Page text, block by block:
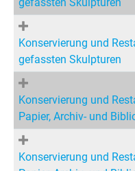
Konservierung und
gefassten Skulpturen
Konservierung und
Papier, Archiv- und
Konservierung und